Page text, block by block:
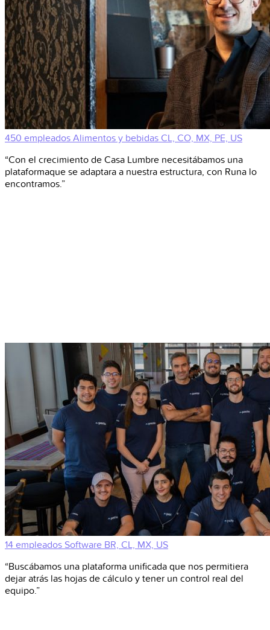
450 empleados Alimentos y bebidas CL, CO, MX, PE, US
“Con el crecimiento de Casa Lumbre necesitábamos una
plataformaque se adaptara a nuestra estructura, con Runa lo
encontramos.”
14 empleados Software BR, CL, MX, US
“Buscábamos una plataforma unificada que nos permitiera
dejar atrás las hojas de cálculo y tener un control real del
equipo.”